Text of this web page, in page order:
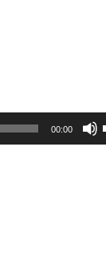
00:00